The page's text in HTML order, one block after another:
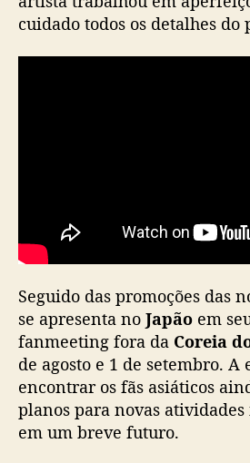
cuidado todos os detalhes do
Seguido das promoções das
se apresenta no Japão em
fanmeeting fora da Coreia
de agosto e 1 de setembro. A
encontrar os fãs asiáticos
planos para novas
em um breve futuro.